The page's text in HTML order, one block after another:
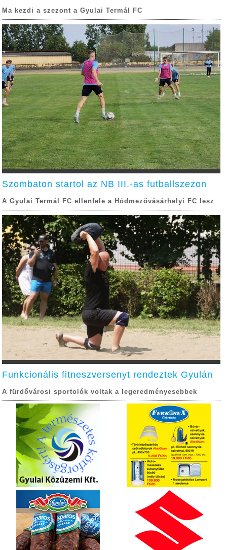
Ma kezdi a szezont a Gyulai Termál FC
Szombaton startol az NB III.-as futballszezon
A Gyulai Termál FC ellenfele a Hódmezővásárhelyi FC lesz
Funkcionális fitneszversenyt rendeztek Gyulán
A fürdővárosi sportolók voltak a legeredményesebbek